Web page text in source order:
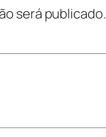
será publicado.